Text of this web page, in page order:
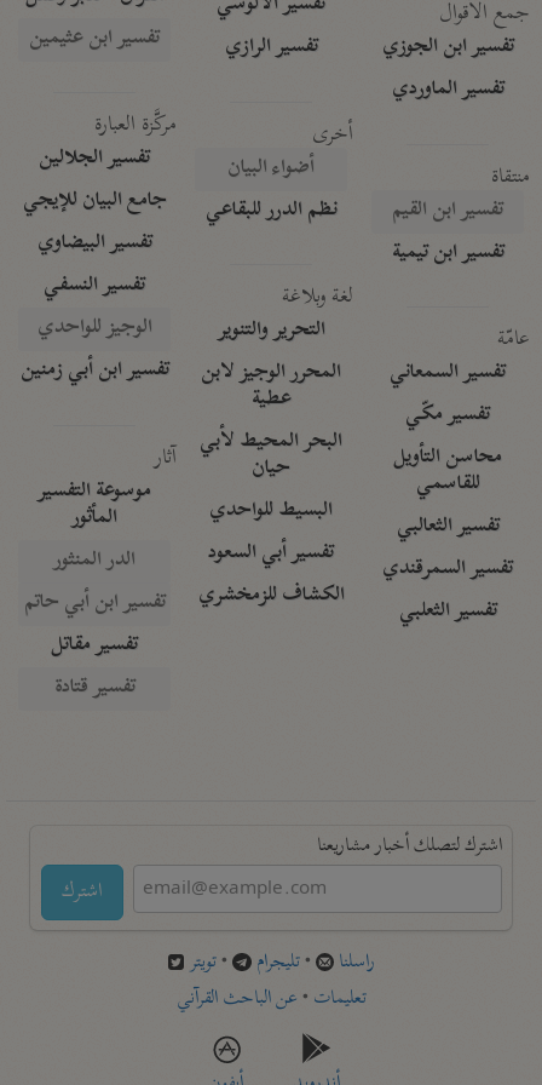
جمع الأقوال
تفسير ابن الجوزي
تفسير الماوردي
منتقاة
تفسير ابن القيم
تفسير ابن تيمية
عامّة
تفسير السمعاني
تفسير مكّي
محاسن التأويل
للقاسمي
تفسير الثعالبي
تفسير السمرقندي
تفسير الثعلبي
تفسير الرازي
أخرى
أضواء البيان
نظم الدرر للبقاعي
لغة وبلاغة
التحرير والتنوير
المحرر الوجيز لابن
عطية
البحر المحيط لأبي
حيان
البسيط للواحدي
تفسير أبي السعود
الكشاف للزمخشري
تفسير ابن عثيمين
مركَّزة العبارة
تفسير الجلالين
جامع البيان للإيجي
تفسير البيضاوي
تفسير النسفي
الوجيز للواحدي
تفسير ابن أبي زمنين
آثار
موسوعة التفسير
المأثور
الدر المنثور
تفسير ابن أبي حاتم
تفسير مقاتل
تفسير قتادة
اشترك لتصلك أخبار مشاريعنا
اشترك
راسلنا •تليجرام •تويتر
تعليمات •عن الباحث القرآني